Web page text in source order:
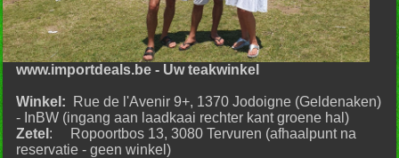
www.importdeals.be - Uw teakwinkel
Winkel: Rue de l'Avenir 9+, 1370 Jodoigne (Geldenaken)
- InBW (ingang aan laadkaai rechter kant groene hal)
Zetel : Ropoortbos 13, 3080 Tervuren (afhaalpunt na
reservatie - geen winkel)